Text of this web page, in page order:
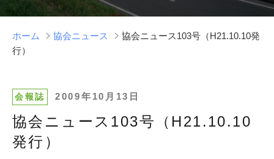
ホーム 協会ニュース
協会ニュース103号（H21.10.10発
行）
会報誌
投
日:
2009年10月13日
協会ニュース103号（H21.10.10
発行）